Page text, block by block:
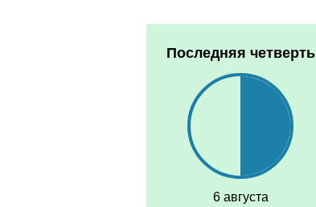
Последняя четверть
6 августа